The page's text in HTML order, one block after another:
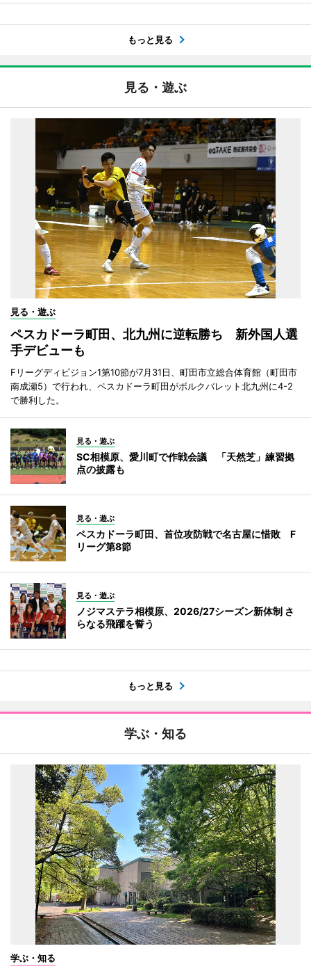
もっと見る
見る・遊ぶ
見る・遊ぶ
ペスカドーラ町田、北九州に逆転勝ち 新外国人選
手デビューも
Fリーグディビジョン1第10節が7月31日、町田市立総合体育館（町田市
南成瀬5）で行われ、ペスカドーラ町田がボルクバレット北九州に4-2
で勝利した。
見る・遊ぶ
SC相模原、愛川町で作戦会議 「天然芝」練習拠
点の披露も
見る・遊ぶ
ペスカドーラ町田、首位攻防戦で名古屋に惜敗 F
リーグ第8節
見る・遊ぶ
ノジマステラ相模原、2026/27シーズン新体制 さ
らなる飛躍を誓う
もっと見る
学ぶ・知る
学ぶ・知る